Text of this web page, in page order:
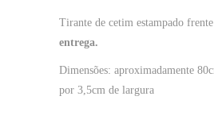
Tirante de cetim estampado
entrega.
Dimensões: aproximadamente
por 3,5cm de largura